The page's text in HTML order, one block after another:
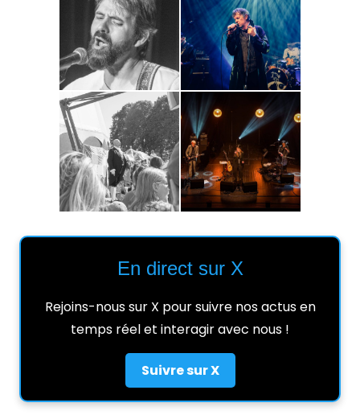
En direct sur X
Rejoins-nous sur X pour suivre nos actus en
temps réel et interagir avec nous !
Suivre sur X